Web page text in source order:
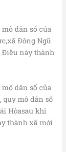
dân số của
Đông Ngũ
Điều này thành
dân số của
mô dân số
Hòasau khi
thành xã mới